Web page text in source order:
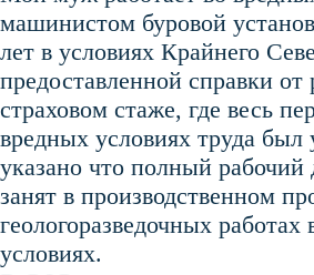
машинистом буровой
лет в условиях Крайнего
предоставленной справки от
страховом стаже, где весь
вредных условиях труда был
указано что полный
занят в производственном
геологоразведочных работах
условиях.